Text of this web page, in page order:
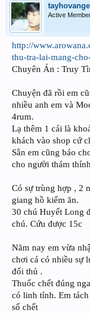
Active
http://
thu-tra-lai-mang-
Chuyên Án : Truy
Chuyện đã rồi em
nhiều anh em và
4rum.
Lạ thêm 1 cái là
khách vào shop cứ
Sẳn em cũng báo
cho người thám
Có sự trùng hợp , 2
giang hồ kiếm ăn.
30 chú Huyết Long
chú. Cứu được 15c
Năm nay em vừa
chơi cá có nhiều sự
đối thủ .
Thuốc chết đúng
có linh tính. Em
số chết